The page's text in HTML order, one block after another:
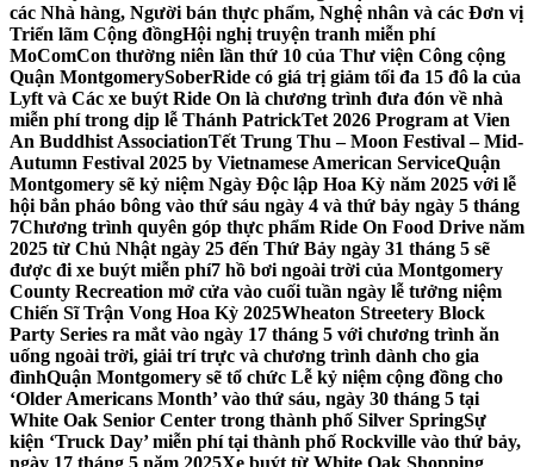
các Nhà hàng, Người bán thực phẩm, Nghệ nhân và các Đơn vị
Triển lãm Cộng đồngHội nghị truyện tranh miễn phí
MoComCon thường niên lần thứ 10 của Thư viện Công cộng
Quận MontgomerySoberRide có giá trị giảm tối đa 15 đô la của
Lyft và Các xe buýt Ride On là chương trình đưa đón về nhà
miễn phí trong dịp lễ Thánh PatrickTet 2026 Program at Vien
An Buddhist AssociationTết Trung Thu – Moon Festival – Mid-
Autumn Festival 2025 by Vietnamese American ServiceQuận
Montgomery sẽ kỷ niệm Ngày Độc lập Hoa Kỳ năm 2025 với lễ
hội bắn pháo bông vào thứ sáu ngày 4 và thứ bảy ngày 5 tháng
7Chương trình quyên góp thực phẩm Ride On Food Drive năm
2025 từ Chủ Nhật ngày 25 đến Thứ Bảy ngày 31 tháng 5 sẽ
được đi xe buýt miễn phí7 hồ bơi ngoài trời của Montgomery
County Recreation mở cửa vào cuối tuần ngày lễ tưởng niệm
Chiến Sĩ Trận Vong Hoa Kỳ 2025Wheaton Streetery Block
Party Series ra mắt vào ngày 17 tháng 5 với chương trình ăn
uống ngoài trời, giải trí trực và chương trình dành cho gia
đìnhQuận Montgomery sẽ tổ chức Lễ kỷ niệm cộng đồng cho
‘Older Americans Month’ vào thứ sáu, ngày 30 tháng 5 tại
White Oak Senior Center trong thành phố Silver SpringSự
kiện ‘Truck Day’ miễn phí tại thành phố Rockville vào thứ bảy,